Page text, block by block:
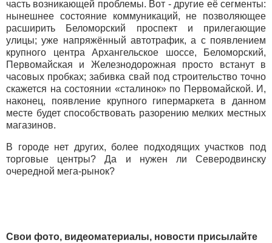
часть возникающей проблемы. Вот - другие её сегменты:
нынешнее состояние коммуникаций, не позволяющее
расширить Беломорский проспект и прилегающие
улицы; уже напряжённый автотрафик, а с появлением
крупного центра Архангельское шоссе, Беломорский,
Первомайская и Железнодорожная просто встанут в
часовых пробках; забивка свай под строительство точно
скажется на состоянии «сталинок» по Первомайской. И,
наконец, появление крупного гипермаркета в данном
месте будет способствовать разорению мелких местных
магазинов.
В городе нет других, более подходящих участков под
торговые центры? Да и нужен ли Северодвинску
очередной мега-рынок?
Свои фото, видеоматериалы, новости присылайте